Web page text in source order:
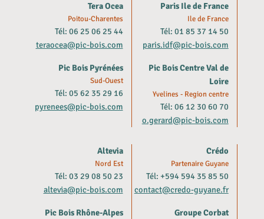
Tera Ocea
Poitou-Charentes
Tél: 06 25 06 25 44
teraocea@pic-bois.com
Pic Bois Pyrénées
Sud-Ouest
Tél: 05 62 35 29 16
pyrenees@pic-bois.com
Paris Ile de France
Ile de France
Tél: 01 85 37 14 50
paris.idf@pic-bois.com
Pic Bois Centre Val de
Loire
Yvelines - Region centre
Tél: 06 12 30 60 70
o.gerard@pic-bois.com
Altevia
Nord Est
Tél: 03 29 08 50 23
altevia@pic-bois.com
Pic Bois Rhône-Alpes
Crédo
Partenaire Guyane
Tél: +594 594 35 85 50
contact@credo-guyane.fr
Groupe Corbat